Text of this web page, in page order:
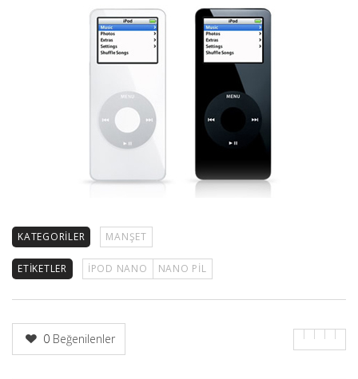
KATEGORILER MANŞET
ETIKETLER IPOD NANO NANO PIL
0 Beğenilenler